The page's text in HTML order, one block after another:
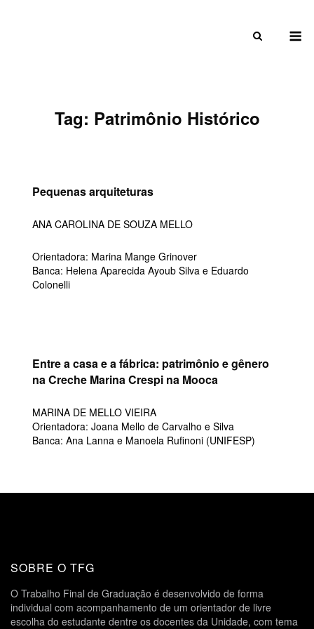
Tag: Patrimônio Histórico
Pequenas arquiteturas
ANA CAROLINA DE SOUZA MELLO
Orientadora: Marina Mange Grinover
Banca: Helena Aparecida Ayoub Silva e Eduardo
Colonelli
Entre a casa e a fábrica: patrimônio e gênero
na Creche Marina Crespi na Mooca
MARINA DE MELLO VIEIRA
Orientadora: Joana Mello de Carvalho e Silva
Banca: Ana Lanna e Manoela Rufinoni (UNIFESP)
SOBRE O TFG
O Trabalho Final de Graduação é desenvolvido de forma
individual com acompanhamento de um orientador de livre
escolha do estudante dentre os docentes da Unidade, com tema